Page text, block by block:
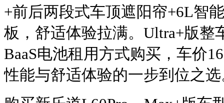
+前后两段式车顶遮阳帘+6L智
板，舒适体验拉满。Ultra+版整
BaaS电池租用方式购买，车价
性能与舒适体验的一步到位之